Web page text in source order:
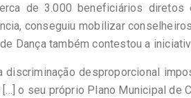
de 3.000 beneficiários
conseguiu mobilizar
Dança também contestou a
discriminação desproporcional
o seu próprio Plano Municipal de